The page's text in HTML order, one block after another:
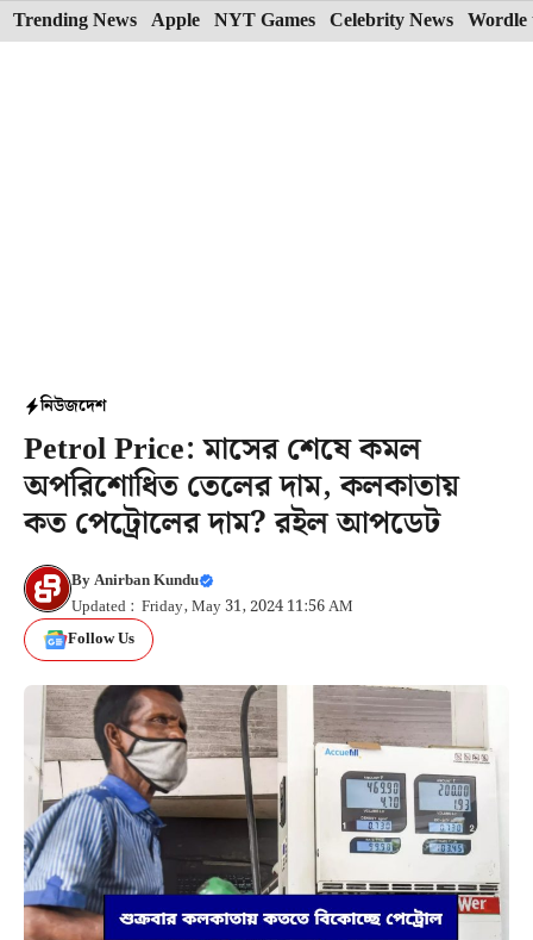
Skip
to
Trending News Apple NYT Games Celebrity News Wordle
নিউজদেশ
Petrol Price: মাসের শেষে কমল
অপরিশোধিত তেলের দাম, কলকাতায়
কত পেট্রোলের দাম? রইল আপডেট
ByAnirban Kundu
Updated : Friday, May 31, 2024 11:56 AM
Follow Us